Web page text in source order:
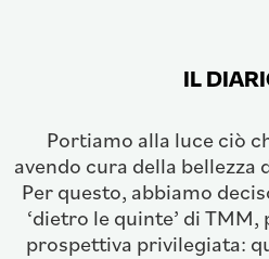
IL
Portiamo alla luce ciò
avendo cura della bellezza
Per questo, abbiamo
‘dietro le quinte’ di
prospettiva privilegiata: